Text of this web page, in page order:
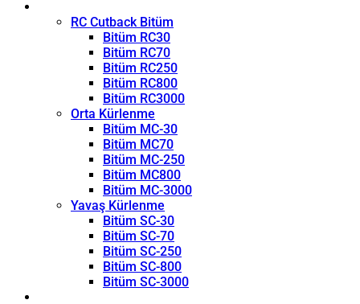
RC Cutback Bitüm
Bitüm RC30
Bitüm RC70
Bitüm RC250
Bitüm RC800
Bitüm RC3000
Orta Kürlenme
Bitüm MC-30
Bitüm MC70
Bitüm MC-250
Bitüm MC800
Bitüm MC-3000
Yavaş Kürlenme
Bitüm SC-30
Bitüm SC-70
Bitüm SC-250
Bitüm SC-800
Bitüm SC-3000